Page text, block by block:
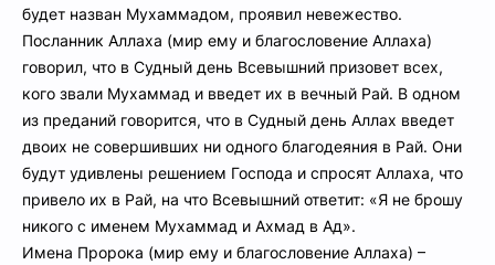
будет назван Мухаммадом, проявил невежество.
Посланник Аллаха (мир ему и благословение Аллаха)
говорил, что в Судный день Всевышний призовет всех,
кого звали Мухаммад и введет их в вечный Рай. В одном
из преданий говорится, что в Судный день Аллах введет
двоих не совершивших ни одного благодеяния в Рай. Они
будут удивлены решением Господа и спросят Аллаха, что
привело их в Рай, на что Всевышний ответит: «Я не брошу
никого с именем Мухаммад и Ахмад в Ад».
Имена Пророка (мир ему и благословение Аллаха) –